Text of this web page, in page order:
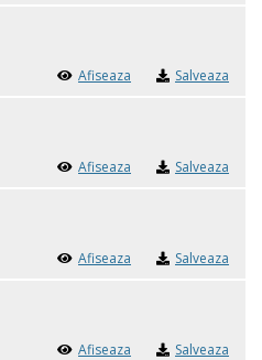
Afiseaza Salveaza
Afiseaza Salveaza
Afiseaza Salveaza
Afiseaza Salveaza